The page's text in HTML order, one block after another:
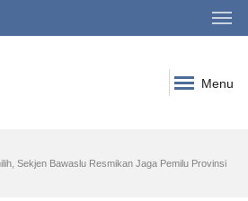
Menu
Sekjen Bawaslu Resmikan Jaga Pemilu Provinsi